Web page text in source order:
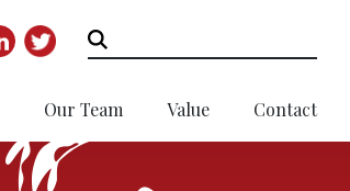
Our Team Value Contact